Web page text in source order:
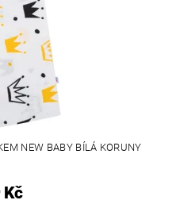
NEW BABY BÍLÁ KORUNY
Kč